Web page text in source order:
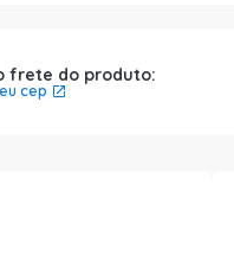
frete do produto:
cep